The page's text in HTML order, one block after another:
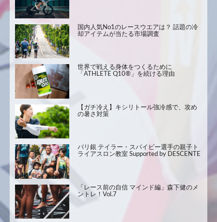
国内人気No1のレースウエアは？ 話題の冷
却アイテムが当たる市場調査
世界で戦える身体をつくるために
「ATHLETE Q10®」を続ける理由
【ガチ冷え】キシリトール強冷感で、攻め
の暑さ対策
パリ銀 テイラー・スパイビー選手の親子ト
ライアスロン教室 Supported by DESCENTE
「レース前の自信 マインド編」森下健のメ
ントレ！Vol.7